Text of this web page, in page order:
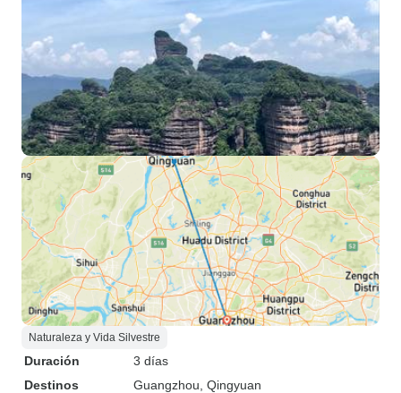
Naturaleza y Vida Silvestre
Duración
3 días
Destinos
Guangzhou , Qingyuan